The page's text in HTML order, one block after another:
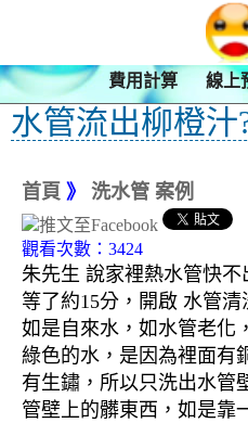
費用計算 線上
水管流出柳橙
首頁 》 洗水管 案例
觀看次數：3424
朱先生 說家裡熱水管快
等了約15分，開啟 水管
如是自來水，如水管老化
綠色的水，是因為裡面有
有生鏽，所以只洗出水管
管壁上的髒東西，如是靠